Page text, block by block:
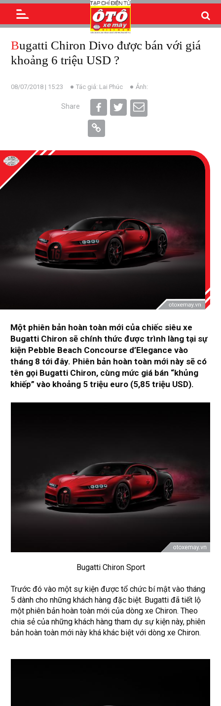
Bugatti Chiron Divo được bán với giá
khoảng 6 triệu USD ?
08/07/2018 | 15:23 Tác giả: Lai Phúc Ảnh:
Share
Một phiên bản hoàn toàn mới của chiếc siêu xe
Bugatti Chiron sẽ chính thức được trình làng tại sự
kiện Pebble Beach Concourse d’Elegance vào
tháng 8 tới đây. Phiên bản hoàn toàn mới này sẽ có
tên gọi Bugatti Chiron, cùng mức giá bán “khủng
khiếp” vào khoảng 5 triệu euro (5,85 triệu USD).
Bugatti Chiron Sport
Trước đó vào một sự kiện được tổ chức bí mật vào tháng
5 dành cho những khách hàng đặc biệt. Bugatti đã tiết lộ
một phiên bản hoàn toàn mới của dòng xe Chiron. Theo
chia sẻ của những khách hàng tham dự sự kiện này, phiên
bản hoàn toàn mới này khá khác biệt với dòng xe Chiron.